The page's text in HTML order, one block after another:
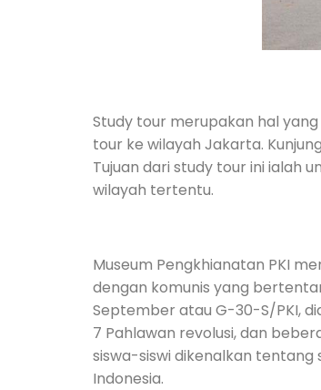
Study tour merupakan hal
tour ke wilayah Jakarta.
Tujuan dari study tour ini ialah
wilayah tertentu.
Museum Pengkhianatan PKI
dengan komunis yang
September atau G-30-S/PKI,
7 Pahlawan revolusi, dan
siswa-siswi dikenalkan
Indonesia.